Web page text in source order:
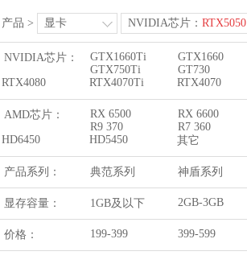
产品 > 显卡 NVIDIA芯片： RTX5050
NVIDIA芯片： GTX1660Ti GTX1660
GTX750Ti
GT730
RTX4080
RTX4070Ti RTX4070
AMD芯片： RX 6500 RX 6600
R9 370
R7 360
HD6450
HD5450 其它
产品系列： 典范系列 神盾系列
显存容量： 1GB及以下 2GB-3GB
价格： 199-399 399-599